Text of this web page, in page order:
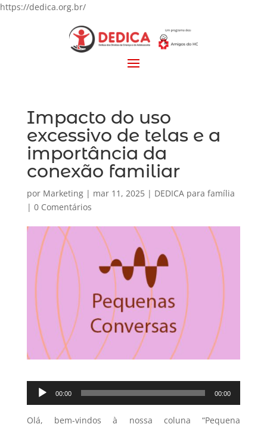
https://dedica.org.br/
Impacto do uso
excessivo de telas e a
importância da
conexão familiar
por Marketing| mar 11, 2025| DEDICA para família
| 0 Comentários
Tocador
áudio
00:00 00:00
Olá, bem-vindos à nossa coluna “Pequena